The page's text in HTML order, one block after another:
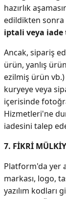
hazırlık
edildikten sonra
iptali veya iade
Ancak, sipariş
ürün, yanlış
ezilmiş ürün vb.)
kuryeye veya
içerisinde
Hizmetleri'ne
iadesini talep
7. FİKRİ
Platform'da yer
markası, logo,
yazılım